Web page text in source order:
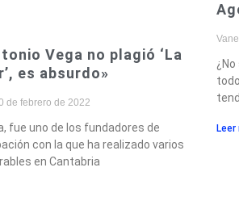
Vega no plagió ‘La
es absurdo»
de febrero de 2022
fue uno de los fundadores de
con la que ha realizado varios
en Cantabria
Leer